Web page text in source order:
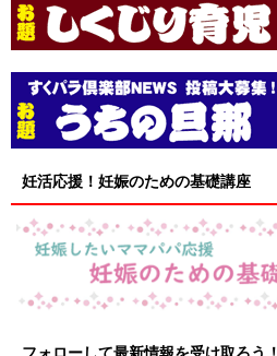
妊活応援！妊娠のための基礎講座